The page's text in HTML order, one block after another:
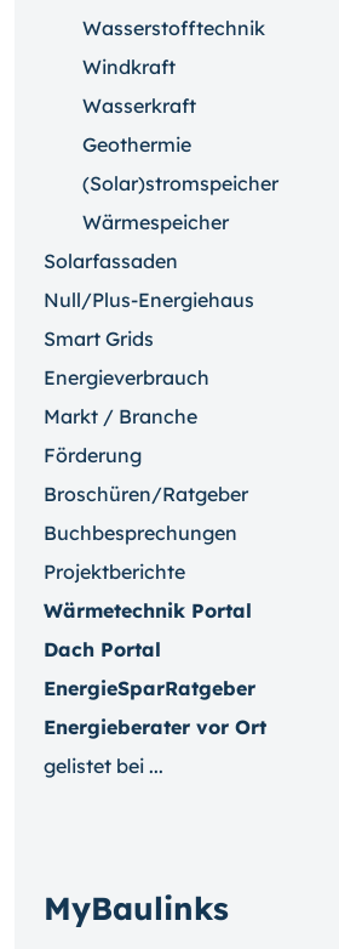
Wasserstofftechnik
Windkraft
Wasserkraft
Geothermie
(Solar)stromspeicher
Wärmespeicher
Solarfassaden
Null/Plus-Energiehaus
Smart Grids
Energieverbrauch
Markt / Branche
Förderung
Broschüren/Ratgeber
Buchbesprechungen
Projektberichte
Wärmetechnik Portal
Dach Portal
EnergieSparRatgeber
Energieberater vor Ort
gelistet bei ...
MyBaulinks